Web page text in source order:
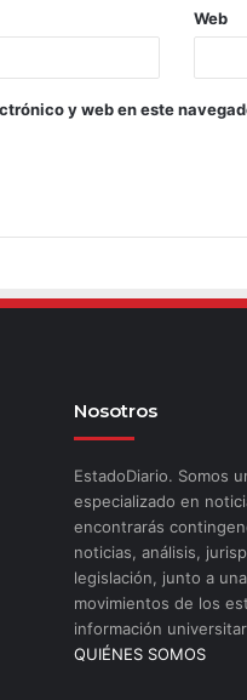
Web
y web en este
Nosotros
EstadoDiario. Somos
especializado en
encontrarás
noticias, análisis,
legislación, junto a
movimientos de los
información
QUIÉNES SOMOS